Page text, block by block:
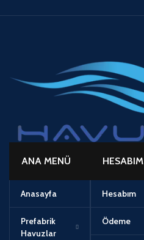
ANA MENÜ
Anasayfa
Prefabrik
Havuzlar
HESABIM
Hesabım
Ödeme